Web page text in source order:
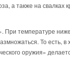
а также на свалках
При температуре
То есть, в
оружия»